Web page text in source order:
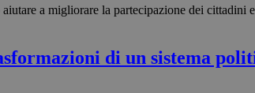
a migliorare la partecipazione dei
di un sistema